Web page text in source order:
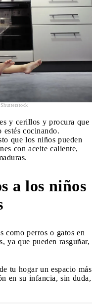
y cerillos y procura que
cocinando.
que los niños pueden
con aceite caliente,
a los niños
como perros o gatos en
ya que pueden rasguñar,
tu hogar un espacio más
en su infancia, sin duda,